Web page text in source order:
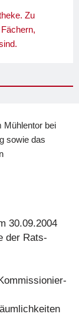
30.09.2004
der Rats-